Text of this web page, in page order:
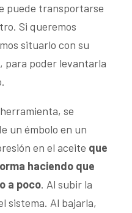
puede transportarse
Si queremos
situarlo con su
para poder levantarla
se
un émbolo en un
en el aceite que
haciendo que
a poco. Al subir la
sistema. Al bajarla,